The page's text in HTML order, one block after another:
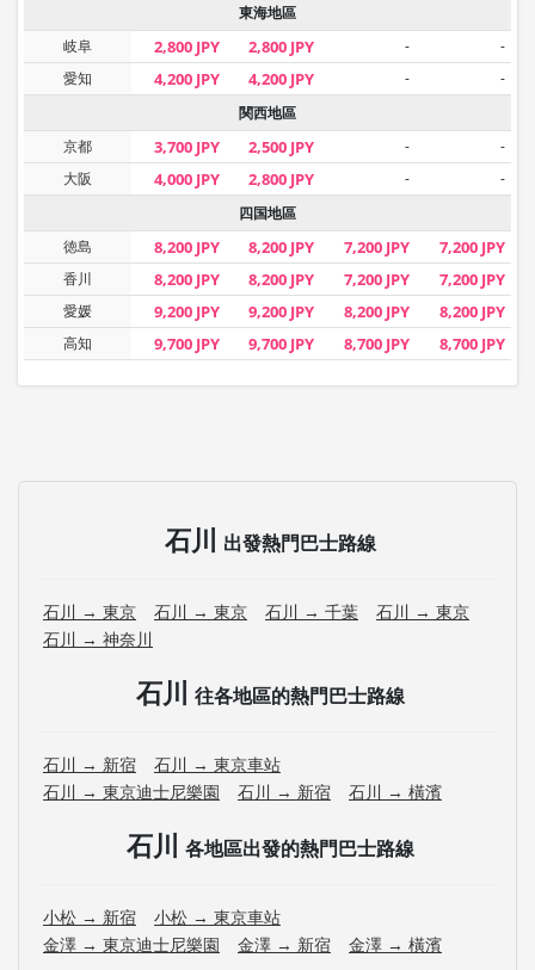
東海地區
岐阜
2,800 JPY 2,800 JPY -
-
愛知
4,200 JPY 4,200 JPY -
-
関西地區
京都
3,700 JPY 2,500 JPY -
-
大阪
4,000 JPY 2,800 JPY -
-
四国地區
徳島
8,200 JPY 8,200 JPY 7,200 JPY 7,200 JPY
香川 8,200 JPY 8,200 JPY 7,200 JPY 7,200 JPY
愛媛 9,200 JPY 9,200 JPY 8,200 JPY 8,200 JPY
高知 9,700 JPY 9,700 JPY 8,700 JPY 8,700 JPY
石川 出發熱門巴士路線
石川 → 東京 石川 → 東京 石川 → 千葉
石川 → 東京
石川 → 神奈川
石川 往各地區的熱門巴士路線
石川 → 新宿
石川 → 東京車站
石川 → 東京迪士尼樂園
石川 → 新宿 石川 → 橫濱
石川 各地區出發的熱門巴士路線
小松 → 新宿
小松 → 東京車站
金澤 → 東京迪士尼樂園
金澤 → 新宿 金澤 → 橫濱